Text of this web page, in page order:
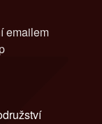
emailem